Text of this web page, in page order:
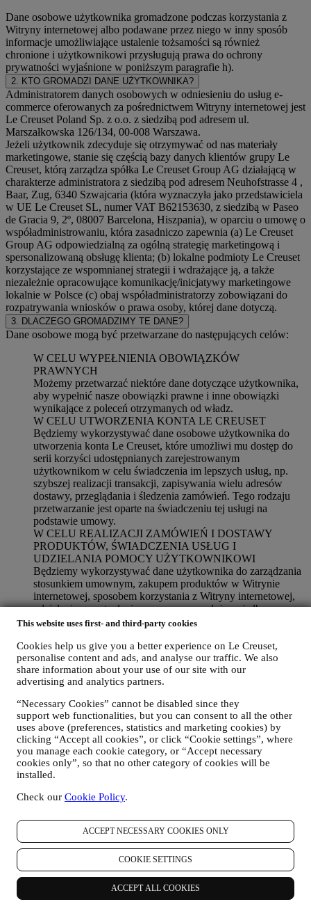
This website uses first- and third-party cookies
Cookies help us give you a better experience on Le Creuset,
personalise content and ads, and analyse our traffic. We also
share information about your use of our site with our
advertising and analytics partners.
“Necessary Cookies” cannot be disabled since they
support web functionalities, but you can consent to all the other
uses above (preferences, statistics and marketing cookies) by
clicking “Accept all cookies”, or click “Cookie settings”, where
you manage each cookie category, or “Accept necessary
cookies only”, so that no other category of cookies will be
installed.
Check our Cookie Policy.
ACCEPT NECESSARY COOKIES ONLY
COOKIE SETTINGS
ACCEPT ALL COOKIES
Dane osobowe użytkownika gromadzone podczas korzystania z
Witryny internetowej albo podawane przez niego w inny sposób
informacje umożliwiające ustalenie tożsamości są również
chronione i użytkownikowi przysługują prawa do ochrony
prywatności wyjaśnione w poniższym paragrafie h).
2. KTO GROMADZI DANE UŻYTKOWNIKA?
Administratorem danych osobowych w odniesieniu do usług e-
commerce oferowanych za pośrednictwem Witryny internetowej jest
Le Creuset Poland Sp. z o.o. z siedzibą pod adresem ul.
Marszałkowska 126/134, 00-008 Warszawa.
Jeżeli użytkownik zdecyduje się otrzymywać od nas materiały
marketingowe, stanie się częścią bazy danych klientów grupy Le
Creuset, którą zarządza spółka Le Creuset Group AG działającą w
charakterze administratora z siedzibą pod adresem Neuhofstrasse 4 ,
Baar, Zug, 6340 Szwajcaria (która wyznaczyła jako przedstawiciela
w UE Le Creuset SL, numer VAT B62153630, z siedzibą w Paseo
de Gracia 9, 2º, 08007 Barcelona, Hiszpania), w oparciu o umowę o
współadministrowaniu, która zasadniczo zapewnia (a) Le Creuset
Group AG odpowiedzialną za ogólną strategię marketingową i
spersonalizowaną obsługę klienta; (b) lokalne podmioty Le Creuset
korzystające ze wspomnianej strategii i wdrażające ją, a także
niezależnie opracowujące komunikację/inicjatywy marketingowe
lokalnie w Polsce (c) obaj współadministratorzy zobowiązani do
rozpatrywania wniosków o prawa osoby, której dane dotyczą.
3. DLACZEGO GROMADZIMY TE DANE?
Dane osobowe mogą być przetwarzane do następujących celów:
W CELU WYPEŁNIENIA OBOWIĄZKÓW
PRAWNYCH
Możemy przetwarzać niektóre dane dotyczące użytkownika,
aby wypełnić nasze obowiązki prawne i inne obowiązki
wynikające z poleceń otrzymanych od władz.
W CELU UTWORZENIA KONTA LE CREUSET
Będziemy wykorzystywać dane osobowe użytkownika do
utworzenia konta Le Creuset, które umożliwi mu dostęp do
serii korzyści udostępnianych zarejestrowanym
użytkownikom w celu świadczenia im lepszych usług, np.
szybszej realizacji transakcji, zapisywania wielu adresów
dostawy, przeglądania i śledzenia zamówień. Tego rodzaju
przetwarzanie jest oparte na świadczeniu tej usługi na
podstawie umowy.
W CELU REALIZACJI ZAMÓWIEŃ I DOSTAWY
PRODUKTÓW, ŚWIADCZENIA USŁUG I
UDZIELANIA POMOCY UŻYTKOWNIKOWI
Będziemy wykorzystywać dane użytkownika do zarządzania
stosunkiem umownym, zakupem produktów w Witrynie
internetowej, sposobem korzystania z Witryny internetowej,
udzielania ewentualnej pomocy posprzedażowej albo
umożliwienia udziału użytkownika w konkursach. Możemy
celów administracyjnych związanych ze stosunkiem
umownym, w tym księgowości, rachunkowości i audytu,
weryfikacji kart płatniczych, kontroli bezpieczeństwa pod
kątem oszustw, zapewniania bezpieczeństwa, ochrony,
Czasami możemy być zmuszeni skontaktować się z
użytkownikiem z przyczyn administracyjnych albo
operacyjnych. Na przykład, aby wysłać użytkownikowi
potwierdzenie zakupu. Będziemy również wykorzystywać
dane użytkownika w celu udzielenia odpowiedzi na zapytania
wysłane za pośrednictwem formularzy zamieszczonych w
kanałami. Tego rodzaju przetwarzanie jest oparte na
Możemy przetwarzać Twoje dane (zgodnie z Twoimi
prawami), aby wysyłać Ci kolejne wiadomości e-mail w
przypadku, gdy dodałeś elementy do naszego koszyka online
bez sfinalizowania zakupu. Jeśli nie sfinalizujesz zakupu w
określonym czasie, żadne dalsze wiadomości nie zostaną